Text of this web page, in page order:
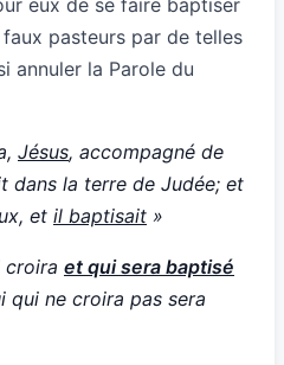
eux de se faire baptiser
pasteurs par de telles
annuler la Parole du
Jésus, accompagné de
dans la terre de Judée; et
et il baptisait »
croira et qui sera baptisé
qui ne croira pas sera